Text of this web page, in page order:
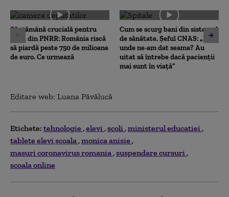
0
seconds
Săptămână crucială pentru
banii din PNRR: România riscă
să piardă peste 750 de milioane
de euro. Ce urmează
Cum se scurg bani din sistemul
de sănătate. Șeful CNAS: „De
unde ne-am dat seama? Au
uitat să întrebe dacă pacienții
mai sunt în viață”
Editare web: Luana Păvălucă
Etichete: tehnologie elevi scoli ministerul educatiei
tablete elevi școala monica anisie
masuri coronavirus romania suspendare cursuri
scoala online